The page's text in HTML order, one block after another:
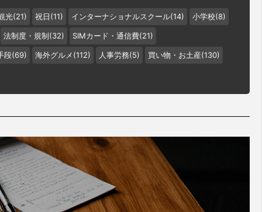
光(21) 祝日(11) インターナショナルスクール(14) 小学校(8)
法制度・規制(32) SIMカード・通信費(21)
段(69) 海外グルメ(112) 人事労務(5) 買い物・お土産(130)